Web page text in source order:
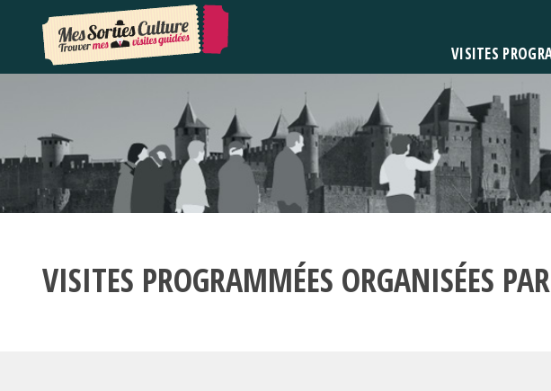
VISITES
VISITES PROGRAMMÉES ORGANISÉES PAR